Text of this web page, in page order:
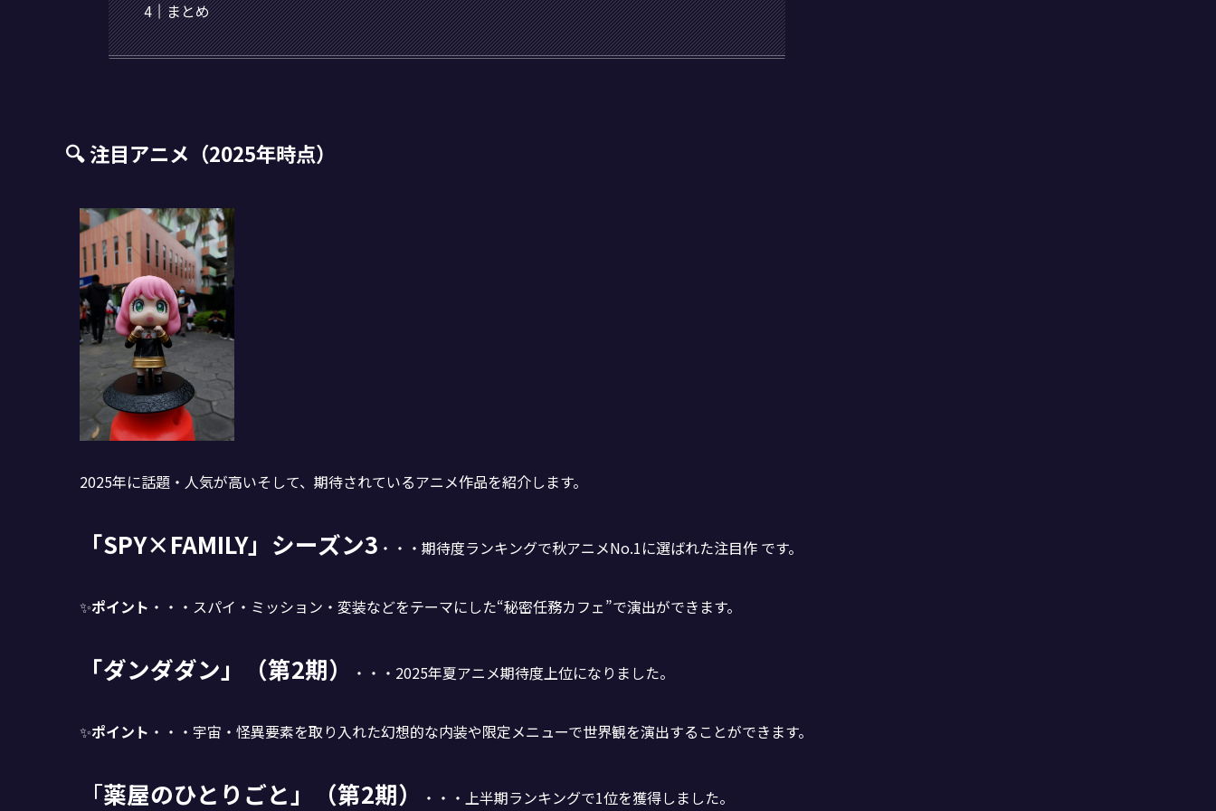
まとめ
🔍 注目アニメ（2025年時点）
2025年に話題・人気が高いそして、期待されているアニメ作品を紹介します。
「SPY×FAMILY」シーズン3 ・・・期待度ランキングで秋アニメNo.1に選ばれた注目作 です。
✨ポイント ・・・スパイ・ミッション・変装などをテーマにした“秘密任務カフェ”で演出ができます。
「ダンダダン」（第2期） ・・・2025年夏アニメ期待度上位になりました。
✨ポイント ・・・宇宙・怪異要素を取り入れた幻想的な内装や限定メニューで世界観を演出することができます。
「薬屋のひとりごと」（第2期） ・・・上半期ランキングで1位を獲得しました。